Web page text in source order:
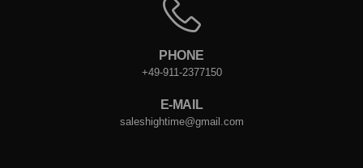
PHONE
+49-911-2377150
E-MAIL
saleshightime@gmail.com